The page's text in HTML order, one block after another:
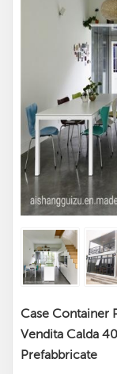
Case Container
Vendita Calda
Prefabbricate